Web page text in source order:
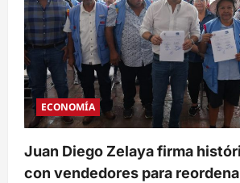
ECONOMÍA
Juan Diego Zelaya firma
con vendedores para